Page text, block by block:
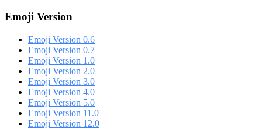
Emoji Version
Emoji Version 0.6
Emoji Version 0.7
Emoji Version 1.0
Emoji Version 2.0
Emoji Version 3.0
Emoji Version 4.0
Emoji Version 5.0
Emoji Version 11.0
Emoji Version 12.0